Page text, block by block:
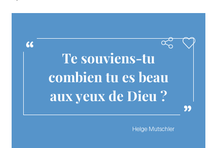
Te souviens-tu
combien tu es beau
aux yeux de Dieu ?
Helge Mutschler